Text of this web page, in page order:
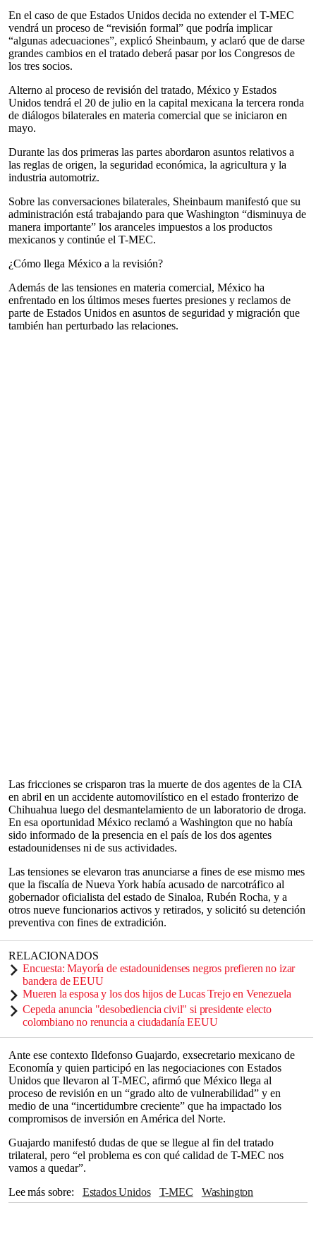
En el caso de que Estados Unidos decida no extender el T-MEC
vendrá un proceso de “revisión formal” que podría implicar
“algunas adecuaciones”, explicó Sheinbaum, y aclaró que de darse
grandes cambios en el tratado deberá pasar por los Congresos de
los tres socios.
Alterno al proceso de revisión del tratado, México y Estados
Unidos tendrá el 20 de julio en la capital mexicana la tercera ronda
de diálogos bilaterales en materia comercial que se iniciaron en
mayo.
Durante las dos primeras las partes abordaron asuntos relativos a
las reglas de origen, la seguridad económica, la agricultura y la
industria automotriz.
Sobre las conversaciones bilaterales, Sheinbaum manifestó que su
administración está trabajando para que Washington “disminuya de
manera importante” los aranceles impuestos a los productos
mexicanos y continúe el T-MEC.
¿Cómo llega México a la revisión?
Además de las tensiones en materia comercial, México ha
enfrentado en los últimos meses fuertes presiones y reclamos de
parte de Estados Unidos en asuntos de seguridad y migración que
también han perturbado las relaciones.
Las fricciones se crisparon tras la muerte de dos agentes de la CIA
en abril en un accidente automovilístico en el estado fronterizo de
Chihuahua luego del desmantelamiento de un laboratorio de droga.
En esa oportunidad México reclamó a Washington que no había
sido informado de la presencia en el país de los dos agentes
estadounidenses ni de sus actividades.
Las tensiones se elevaron tras anunciarse a fines de ese mismo mes
que la fiscalía de Nueva York había acusado de narcotráfico al
gobernador oficialista del estado de Sinaloa, Rubén Rocha, y a
otros nueve funcionarios activos y retirados, y solicitó su detención
preventiva con fines de extradición.
RELACIONADOS
Encuesta: Mayoría de estadounidenses negros prefieren no izar
bandera de EEUU
Mueren la esposa y los dos hijos de Lucas Trejo en Venezuela
Cepeda anuncia "desobediencia civil" si presidente electo
colombiano no renuncia a ciudadanía EEUU
Ante ese contexto Ildefonso Guajardo, exsecretario mexicano de
Economía y quien participó en las negociaciones con Estados
Unidos que llevaron al T-MEC, afirmó que México llega al
proceso de revisión en un “grado alto de vulnerabilidad” y en
medio de una “incertidumbre creciente” que ha impactado los
compromisos de inversión en América del Norte.
Guajardo manifestó dudas de que se llegue al fin del tratado
trilateral, pero “el problema es con qué calidad de T-MEC nos
vamos a quedar”.
Lee más sobre
Estados Unidos T-MEC
Washington